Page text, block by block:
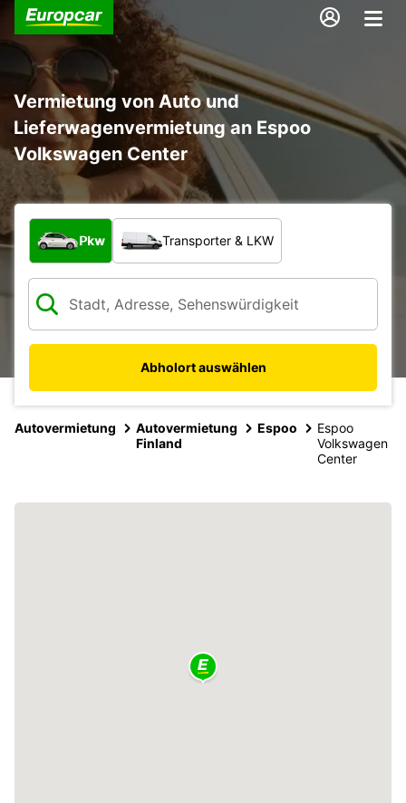
Vermietung von Auto und
Lieferwagenvermietung an Espoo
Volkswagen Center
Welche Art von Fahrzeug?
Pkw Transporter & LKW
Abholort auswählen
Autovermietung
Autovermietung
Finland
Espoo
Espoo
Volkswagen
Center